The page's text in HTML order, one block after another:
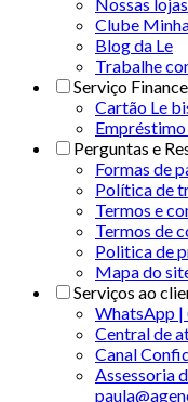
Clube
Blog da Le
Trabalhe
Serviço
Cartão Le
Perguntas e
Formas de
Política de
Termos e
Termos de
Politica de
Mapa do
Serviços ao
WhatsApp |
Central de
Canal
Assessoria